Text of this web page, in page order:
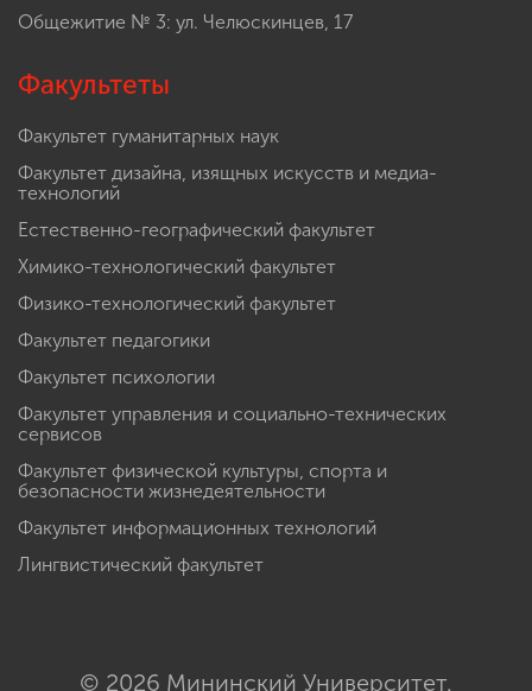
Общежитие № 3: ул. Челюскинцев, 17
Факультеты
Факультет гуманитарных наук
Факультет дизайна, изящных искусств и медиа-
технологий
Естественно-географический факультет
Химико-технологический факультет
Физико-технологический факультет
Факультет педагогики
Факультет психологии
Факультет управления и социально-технических
сервисов
Факультет физической культуры, спорта и
безопасности жизнедеятельности
Факультет информационных технологий
Лингвистический факультет
© 2026 Мининский Университет.